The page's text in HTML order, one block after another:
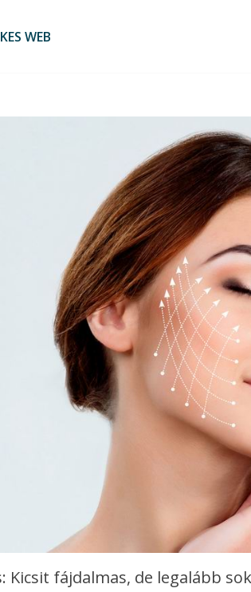
WEB
Kicsit fájdalmas, de legalább